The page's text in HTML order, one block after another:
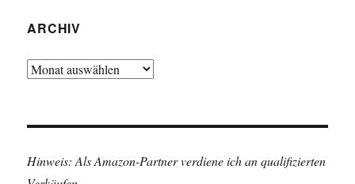
ARCHIV
Archiv
Hinweis: Als Amazon-Partner verdiene ich an qualifizierten